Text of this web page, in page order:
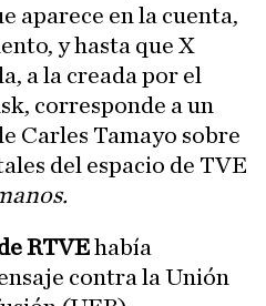
aparece en la cuenta,
y hasta que X
a la creada por el
corresponde a un
Carles Tamayo sobre
del espacio de TVE
RTVEhabía
contra la Unión